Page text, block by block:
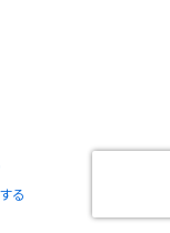
る